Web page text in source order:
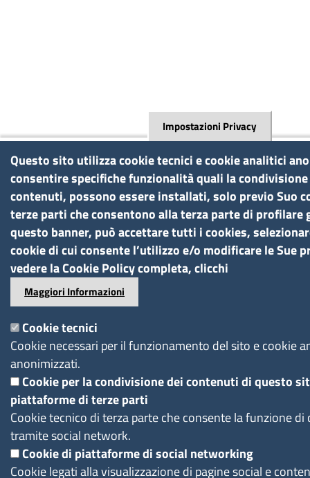
Impostazioni Privacy
Questo sito utilizza cookie tecnici e cookie analitici
consentire specifiche funzionalità quali la
contenuti, possono essere installati, solo previo Suo
terze parti che consentono alla terza parte di
questo banner, può accettare tutti i cookies,
cookie di cui consente l’utilizzo e/o modificare le Sue
vedere la Cookie Policy completa, clicchi
Maggiori Informazioni
Cookie tecnici
Cookie necessari per il funzionamento del sito e cookie
anonimizzati.
Cookie per la condivisione dei contenuti di questo
piattaforme di terze parti
Cookie tecnico di terza parte che consente la funzione
tramite social network.
Cookie di piattaforme di social networking
Cookie legati alla visualizzazione di pagine social e